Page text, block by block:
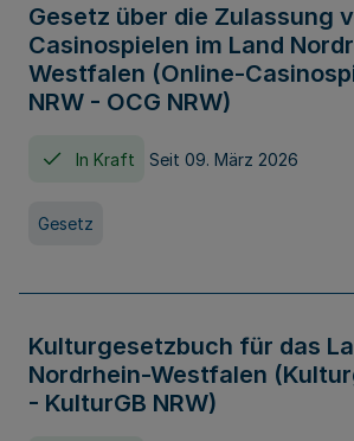
Gesetz über die Zulassung
Casinospielen im Land
Westfalen (Online-
NRW - OCG NRW)
In Kraft Seit 09. März 2026
Gesetz
Kulturgesetzbuch für das
Nordrhein-Westfalen
- KulturGB NRW)